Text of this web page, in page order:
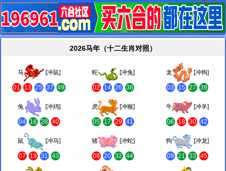
2026马年（十二生肖对照）
马 [冲鼠]
01 13 25 37 49
蛇 [冲兔]
02 14 26 38
龙 [冲狗]
03 15 27 39
兔 [冲鸡]
04 16 28 40
虎 [冲猴]
05 17 29 41
牛 [冲羊]
06 18 30 42
鼠 [冲马]
07 19 31 43
猪 [冲蛇]
08 20 32 44
狗 [冲龙]
09 21 33 45